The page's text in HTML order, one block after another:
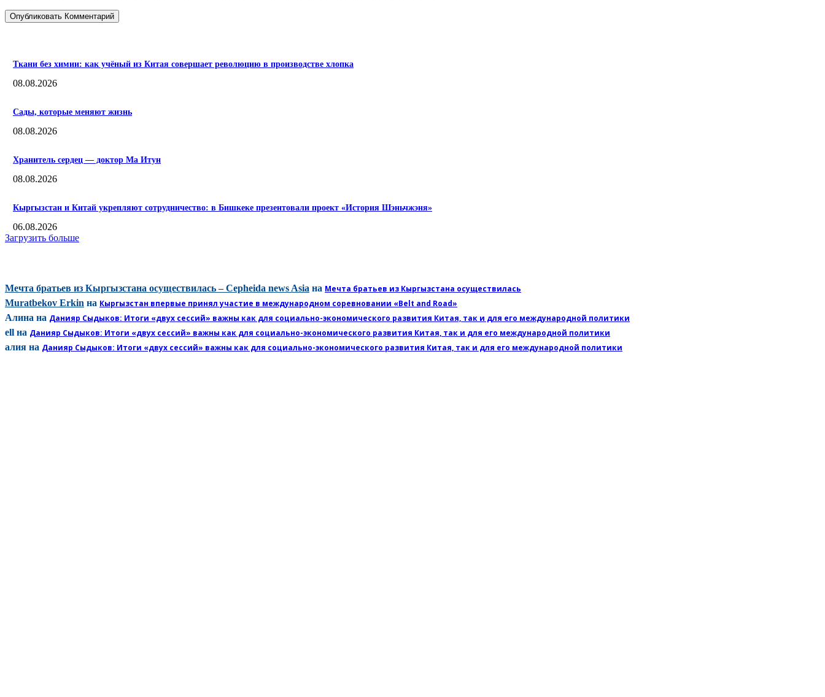
Ткани без химии: как учёный из Китая совершает революцию в производстве хлопка
08.08.2026
Сады, которые меняют жизнь
08.08.2026
Хранитель сердец — доктор Ма Итун
08.08.2026
Кыргызстан и Китай укрепляют сотрудничество: в Бишкеке презентовали проект «История Шэньчжэня»
06.08.2026
Загрузить больше
Мечта братьев из Кыргызстана осуществилась – Cepheida news Asia на Мечта братьев из Кыргызстана осуществилась
Muratbekov Erkin на Кыргызстан впервые принял участие в международном соревновании «Belt and Road»
Алина на Данияр Сыдыков: Итоги «двух сессий» важны как для социально-экономического развития Китая, так и для его международной политики
ell на Данияр Сыдыков: Итоги «двух сессий» важны как для социально-экономического развития Китая, так и для его международной политики
алия на Данияр Сыдыков: Итоги «двух сессий» важны как для социально-экономического развития Китая, так и для его международной политики